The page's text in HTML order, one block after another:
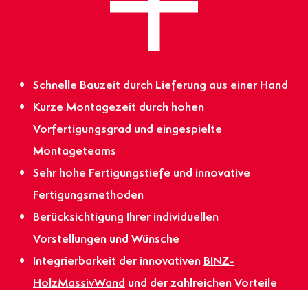
Schnelle Bauzeit durch Lieferung aus einer Hand
Kurze Montagezeit durch hohen
Vorfertigungsgrad und eingespielte
Montageteams
Sehr hohe Fertigungstiefe und innovative
Fertigungsmethoden
Berücksichtigung Ihrer individuellen
Vorstellungen und Wünsche
Integrierbarkeit der innovativen BINZ-
HolzMassivWand und der zahlreichen Vorteile